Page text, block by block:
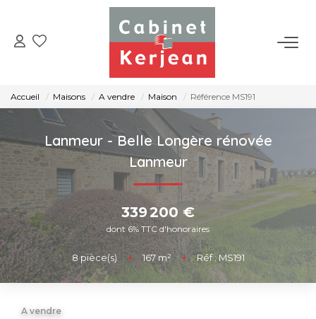
ACHETER
VENDRE
LOUER
NOS AGENCES
CONTACT
Accueil Maisons A vendre Maison Référence MS191
Lanmeur - Belle Longère rénovée
Lanmeur
339 200 €
dont 6% TTC d'honoraires
8pièce(s) • 167m² • Réf : MS191
A vendre